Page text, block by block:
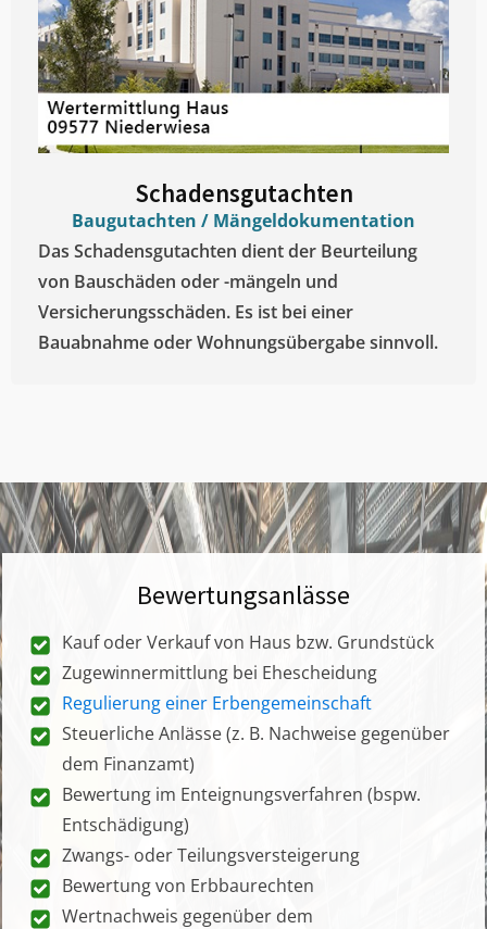
Schadensgutachten
Baugutachten / Mängeldokumentation
Das Schadensgutachten dient der Beurteilung
von Bauschäden oder -mängeln und
Versicherungsschäden. Es ist bei einer
Bauabnahme oder Wohnungsübergabe sinnvoll.
Bewertungsanlässe
Kauf oder Verkauf von Haus bzw. Grundstück
Zugewinnermittlung bei Ehescheidung
Regulierung einer Erbengemeinschaft
Steuerliche Anlässe (z. B. Nachweise gegenüber
dem Finanzamt)
Bewertung im Enteignungsverfahren (bspw.
Entschädigung)
Zwangs- oder Teilungsversteigerung
Bewertung von Erbbaurechten
Wertnachweis gegenüber dem